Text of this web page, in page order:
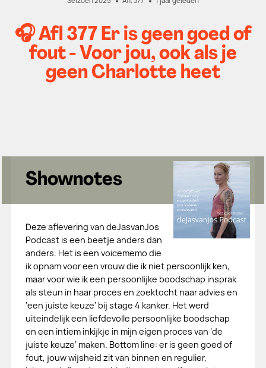
🎧 Afl 377 Er is geen goed of
fout - Voor jou, ook als je
geen Charlotte heet
Shownotes
Deze aflevering van deJasvanJos
Podcast is een beetje anders dan
anders. Het is een voicememo die
ik opnam voor een vrouw die ik niet persoonlijk ken,
maar voor wie ik een persoonlijke boodschap insprak
als steun in haar proces en zoektocht naar advies en
‘een juiste keuze’ bij stage 4 kanker. Het werd
uiteindelijk een liefdevolle persoonlijke boodschap
en een intiem inkijkje in mijn eigen proces van ‘de
juiste keuze’ maken. Bottom line: er is geen goed of
fout, jouw wijsheid zit van binnen en regulier,